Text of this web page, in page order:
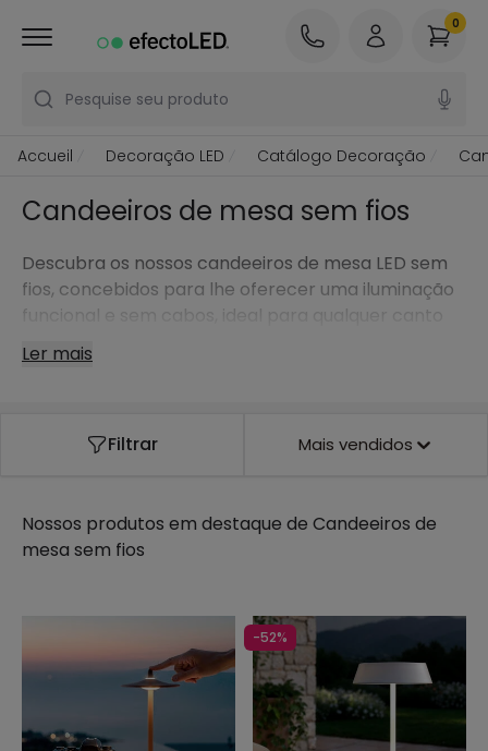
Pesquise seu produto
0
Accueil Decoração LED Catálogo Decoração
Candeeiros de mesa sem fios
Descubra os nossos candeeiros de mesa LED sem
fios, concebidos para lhe oferecer uma iluminação
funcional e sem cabos, ideal para qualquer canto
da sua casa ou espaço de trabalho.
Ler mais
Filtrar Mais vendidos
Nossos produtos em destaque de Candeeiros de
mesa sem fios
-52%